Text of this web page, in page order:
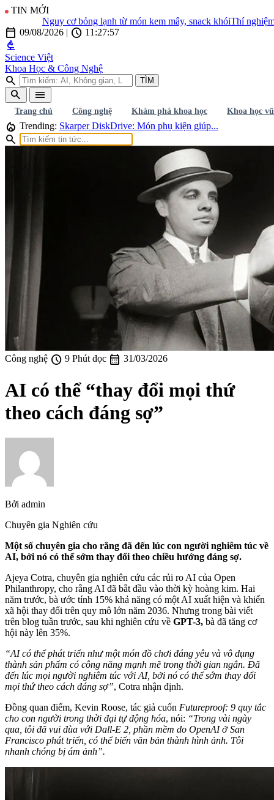
TIN MỚI
Nguy cơ bỏng lạnh từ món kem mây, snack khóiThí nghiệm
calendar_today 09/08/2026 | schedule 11:27:58
biotech
Science Việt
Khoa Học & Công Nghệ
search TÌM
search menu
Trang chủ Công nghệ Khám phá khoa học Khoa học
local_fire_department Trending: Skarper DiskDrive: Món phụ kiện giúp...
search
Công nghệ schedule 9 Phút đọc calendar_month 31/03/2026
AI có thể “thay đổi mọi thứ
theo cách đáng sợ”
Bởi admin
Chuyên gia Nghiên cứu
Một số chuyên gia cho rằng đã đến lúc con người nghiêm túc về
AI, bởi nó có thể sớm thay đổi theo chiều hướng đáng sợ.
Ajeya Cotra, chuyên gia nghiên cứu các rủi ro AI của Open
Philanthropy, cho rằng AI đã bắt đầu vào thời kỳ hoàng kim. Hai
năm trước, bà ước tính 15% khả năng có một AI xuất hiện và khiến
xã hội thay đổi trên quy mô lớn năm 2036. Nhưng trong bài viết
trên blog tuần trước, sau khi nghiên cứu về GPT-3, bà đã tăng cơ
hội này lên 35%.
“AI có thể phát triển như một món đồ chơi đáng yêu và vô dụng
thành sản phẩm có công năng mạnh mẽ trong thời gian ngắn. Đã
đến lúc mọi người nghiêm túc với AI, bởi nó có thể sớm thay đổi
mọi thứ theo cách đáng sợ”, Cotra nhận định.
Đồng quan điểm, Kevin Roose, tác giả cuốn Futureproof: 9 quy tắc
cho con người trong thời đại tự động hóa, nói: “Trong vài ngày
qua, tôi đã vui đùa với Dall-E 2, phần mềm do OpenAI ở San
Francisco phát triển, có thể biến văn bản thành hình ảnh. Tôi
nhanh chóng bị ám ảnh”.